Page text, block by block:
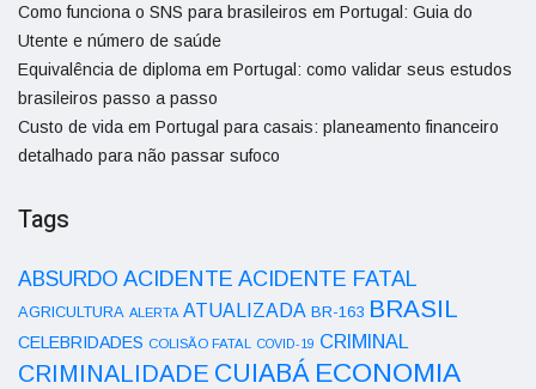
Como funciona o SNS para brasileiros em Portugal: Guia do
Utente e número de saúde
Equivalência de diploma em Portugal: como validar seus estudos
brasileiros passo a passo
Custo de vida em Portugal para casais: planeamento financeiro
detalhado para não passar sufoco
Tags
ABSURDO ACIDENTE ACIDENTE FATAL
AGRICULTURA ALERTA ATUALIZADA BR-163 BRASIL
CELEBRIDADES COLISÃO FATAL COVID-19 CRIMINAL
CRIMINALIDADE CUIABÁ ECONOMIA